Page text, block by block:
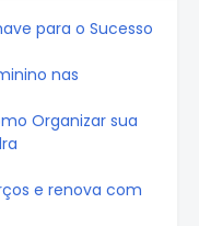
para o Sucesso
nas
Organizar sua
e renova com